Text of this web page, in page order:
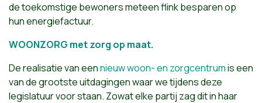
de toekomstige bewoners meteen flink besparen op
hun energiefactuur.
WOONZORG met zorg op maat.
De realisatie van eennieuw woon- en zorgcentrumis een
van de grootste uitdagingen waar we tijdens deze
legislatuur voor staan. Zowat elke partij zag dit in haar